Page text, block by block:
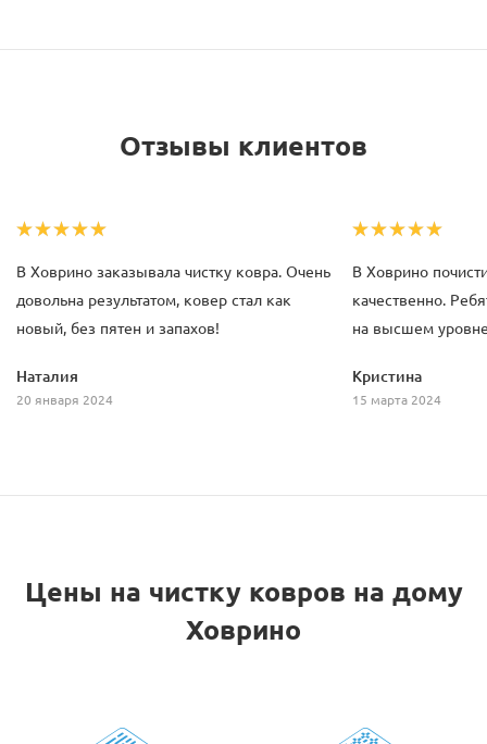
Отзывы клиентов
В Ховрино заказывала чистку ковра. Очень
довольна результатом, ковер стал как
новый, без пятен и запахов!
Наталия
20 января 2024
В Ховрино
качественно.
на высшем
Кристина
15 марта 2024
Цены на чистку ковров на дому
Ховрино